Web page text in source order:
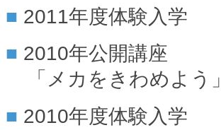
2011年度体験入学
2010年公開講座
「メカをきわめよう」
2010年度体験入学